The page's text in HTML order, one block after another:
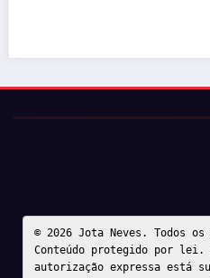
© 2026 Jota Neves. Todos
Conteúdo protegido por lei.
autorização expressa está